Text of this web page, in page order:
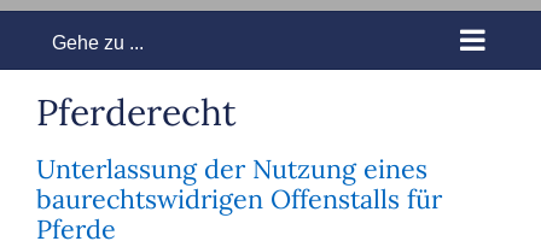
Gehe zu ...
Pferderecht
Unterlassung der Nutzung eines
baurechtswidrigen Offenstalls für
Pferde